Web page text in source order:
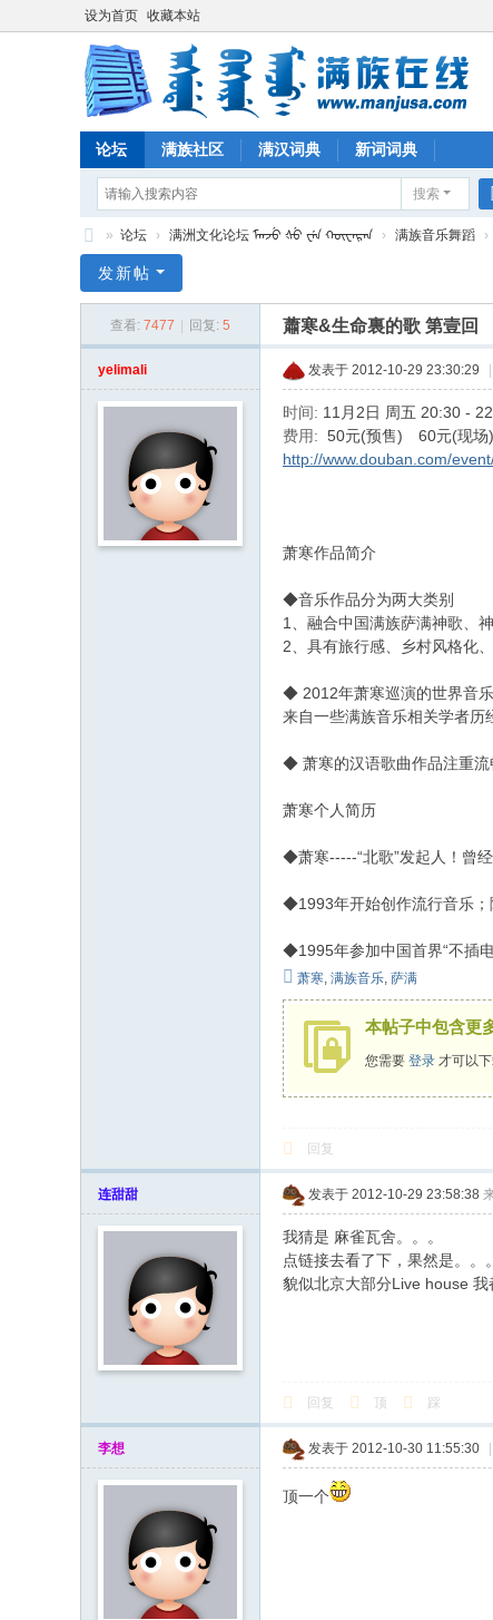
设为首页 收藏本站
论坛 满族社区 满汉词典 新词词典
搜索
族
» 论坛 › 满洲文化论坛 ᠮᠠᠨᠵᡠ ᡧᡠ ᠸᡝᠨ ᡴᡡᠸᠠᡵᠠᠨ › 满族音乐舞蹈 ›
发新帖
查看: 7477 回复: 5 蕭寒&生命裏的歌 第壹回
yelimali 发表于 2012-10-29 23:30:29
时间: 11月2日 周五 20:30 -
费用: 50元(预售) 60元(现场)
http://www.douban.com/
萧寒作品简介
◆音乐作品分为两大类别
1、融合中国满族萨满神歌、
2、具有旅行感、乡村风格化
◆ 2012年萧寒巡演的世界音
来自一些满族音乐相关学者历
◆ 萧寒的汉语歌曲作品注重流
萧寒个人简历
◆萧寒-----“北歌”发起人！曾
◆1993年开始创作流行音乐；
◆1995年参加中国首界“不插
萧寒, 满族音乐, 萨满
本帖子中包含更
您需要 登录 才可以
回复
连甜甜 发表于 2012-10-29 23:58:38
我猜是 麻雀瓦舍。。。
点链接去看了下，果然是。。。
貌似北京大部分Live house 我
回复 顶 踩
李想 发表于 2012-10-30 11:55:30
顶一个